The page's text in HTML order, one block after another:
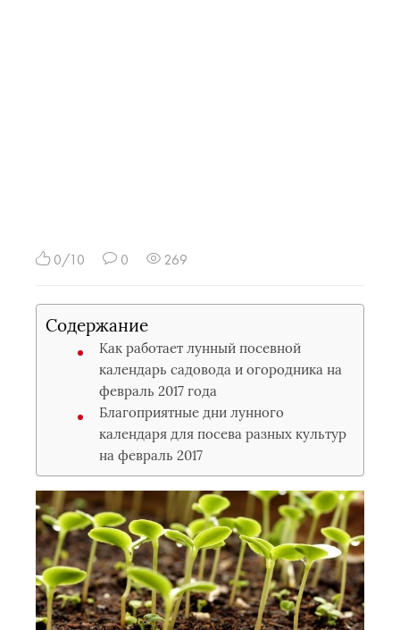
0/10 0 269
Содержание
Как работает лунный посевной
календарь садовода и огородника на
февраль 2017 года
Благоприятные дни лунного
календаря для посева разных культур
на февраль 2017